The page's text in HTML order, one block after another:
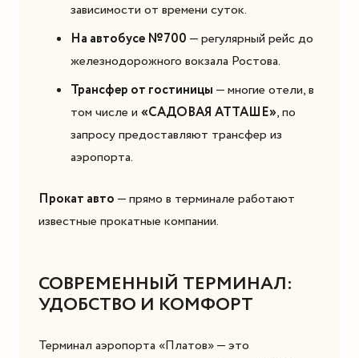
зависимости от времени суток.
На автобусе №700 — регулярный рейс до
железнодорожного вокзала Ростова.
Трансфер от гостиницы — многие отели, в
том числе и «САДОВАЯ АТТАШЕ», по
запросу предоставляют трансфер из
аэропорта.
Прокат авто — прямо в терминале работают
известные прокатные компании.
СОВРЕМЕННЫЙ ТЕРМИНАЛ:
УДОБСТВО И КОМФОРТ
Терминал аэропорта «Платов» — это